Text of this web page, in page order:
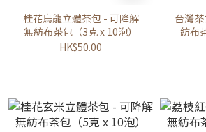
桂花烏龍立體茶包 - 可降解
無紡布茶包（3克 x 10泡）
HK$50.00
台灣
紡布